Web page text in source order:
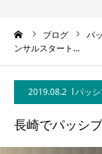
ブログ パ
ンサルスタート…
2019.08.2 パッ
長崎でパッシ
NEWS
BLOG
CONTACT